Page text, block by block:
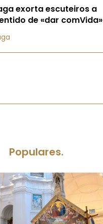
exorta escuteiros a
de «dar comVida»
Populares.